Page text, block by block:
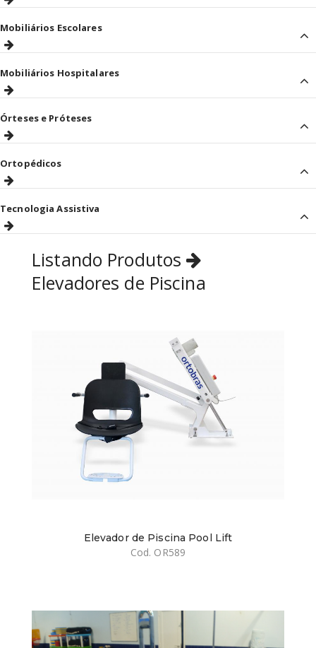
Mobiliários Escolares
Mobiliários Hospitalares
Órteses e Próteses
Ortopédicos
Tecnologia Assistiva
Listando Produtos
Elevadores de Piscina
Elevador de Piscina Pool Lift
Cod. OR589